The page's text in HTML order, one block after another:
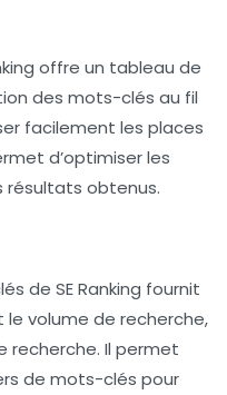
offre un tableau de
des mots-clés au fil
facilement les places
d’optimiser les
résultats obtenus.
de SE Ranking fournit
volume de recherche,
recherche. Il permet
de mots-clés pour